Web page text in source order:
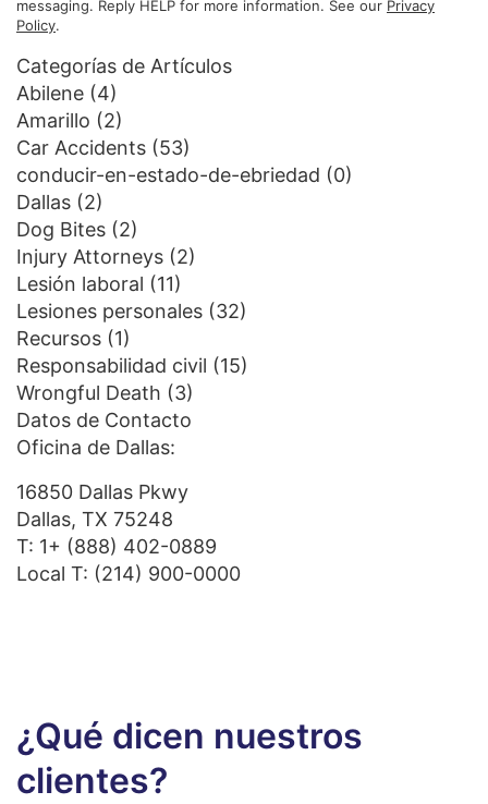
messaging. Reply HELP for more information. See our Privacy
Policy.
Categorías de Artículos
Abilene (4)
Amarillo (2)
Car Accidents (53)
conducir-en-estado-de-ebriedad (0)
Dallas (2)
Dog Bites (2)
Injury Attorneys (2)
Lesión laboral (11)
Lesiones personales (32)
Recursos (1)
Responsabilidad civil (15)
Wrongful Death (3)
Datos de Contacto
Oficina de Dallas:
16850 Dallas Pkwy
Dallas, TX 75248
T: 1+ (888) 402-0889
Local T: (214) 900-0000
¿Qué dicen nuestros
clientes?